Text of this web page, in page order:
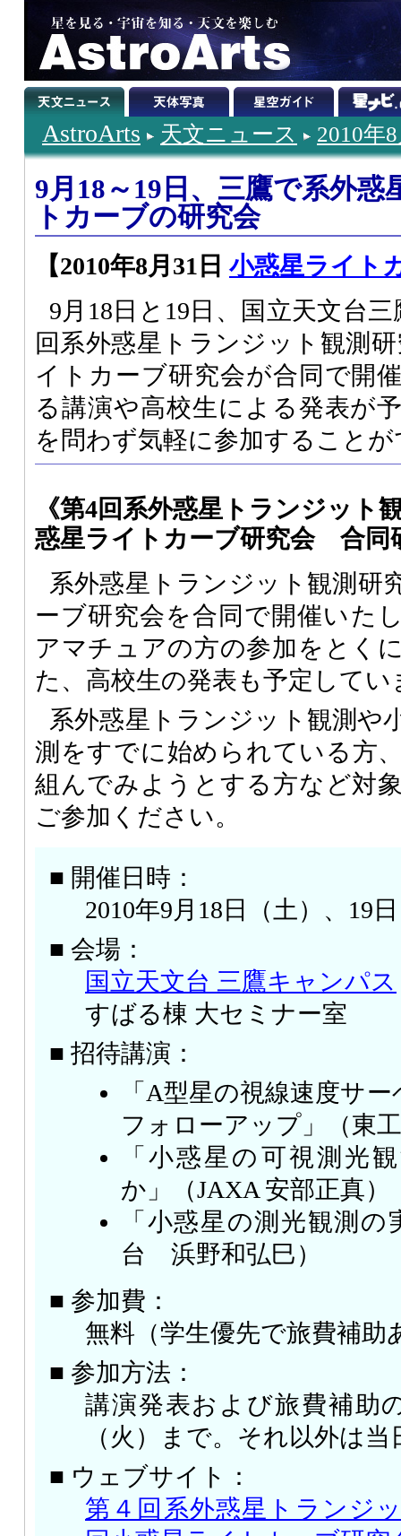
AstroArts 天文ニュース 2010年
9月18～19日、三鷹で系外惑
トカーブの研究会
【2010年8月31日 小惑星ライト
9月18日と19日、国立天文台
回系外惑星トランジット観測
イトカーブ研究会が合同で開
る講演や高校生による発表が
を問わず気軽に参加すること
《第4回系外惑星トランジット
惑星ライトカーブ研究会 合同
系外惑星トランジット観測研
ーブ研究会を合同で開催いた
アマチュアの方の参加をとく
た、高校生の発表も予定してい
系外惑星トランジット観測や
測をすでに始められている方
組んでみようとする方など対
ご参加ください。
■ 開催日時：
2010年9月18日（土）、19
■ 会場：
国立天文台 三鷹キャンパス
すばる棟 大セミナー室
■ 招待講演：
「A型星の視線速度サ
フォローアップ」（東
「小惑星の可視測光
か」（JAXA 安部正真）
「小惑星の測光観測
台 浜野和弘巳）
■ 参加費：
無料（学生優先で旅費補助
■ 参加方法：
講演発表および旅費補助
（火）まで。それ以外は当
■ ウェブサイト：
第４回系外惑星トランジ